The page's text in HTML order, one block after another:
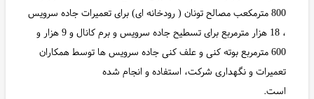
800 مترمکعب مصالح تونان ( رودخانه ای) برای تعمیرات جاده سرویس
، 18 هزار مترمربع برای تسطیح جاده سرویس و برم کانال و 9 هزار و
600 مترمربع بوته کنی و علف کنی جاده سرویس ها توسط همکاران
تعمیرات و نگهداری شرکت، استفاده و انجام شده
است.